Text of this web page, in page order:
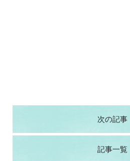
次の記事
記事一覧